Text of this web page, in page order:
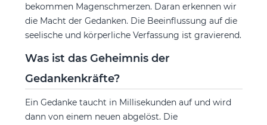
bekommen Magenschmerzen. Daran erkennen wir
die Macht der Gedanken. Die Beeinflussung auf die
seelische und körperliche Verfassung ist gravierend.
Was ist das Geheimnis der
Gedankenkräfte?
Ein Gedanke taucht in Millisekunden auf und wird
dann von einem neuen abgelöst. Die